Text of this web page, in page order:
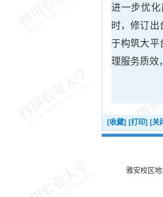
进一步优化
时，修订出
于构筑大平
理服务质效
[收藏] [打印] [关
雅安校区